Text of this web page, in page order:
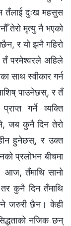
तँलाई दुःख महसुस
तेरो मृत्यु नै भएको
र यो झनै गहिरो
तँ परमेश्‍वरले अहिले
साथ स्वीकार गर्न
पाउनेछस्, र तँ
गर्ने व्यक्ति
जब कुनै दिन तेरो
हुनेछस्, र उक्त
प्रलोभन बीचमा
आज, तँमाथि सानो
कुनै दिन तँमाथि
जरुरी छैन। केही
नजिक छन्